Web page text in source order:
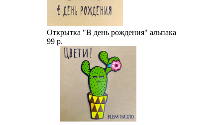
Открытка "В день рождения" альпака
99 р.